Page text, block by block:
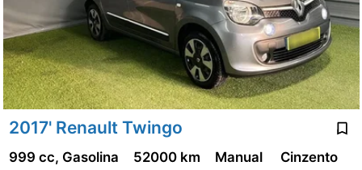
2017' Renault Twingo
999 cc, Gasolina 52000 km Manual Cinzento